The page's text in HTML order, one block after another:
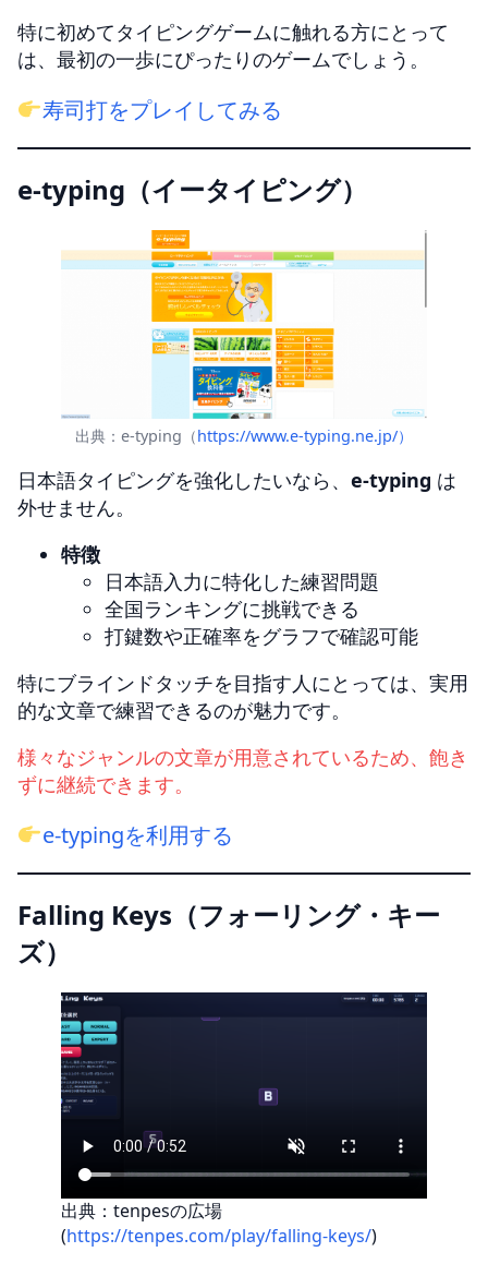
特に初めてタイピングゲームに触れる方にとって
は、最初の一歩にぴったりのゲームでしょう。
寿司打をプレイしてみる
e-typing（イータイピング）
出典：e-typing（https://www.e-typing.ne.jp/）
日本語タイピングを強化したいなら、 e-typing は
外せません。
特徴
日本語入力に特化した練習問題
全国ランキングに挑戦できる
打鍵数や正確率をグラフで確認可能
特にブラインドタッチを目指す人にとっては、実用
的な文章で練習できるのが魅力です。
様々なジャンルの文章が用意されているため、飽き
ずに継続できます。
e-typingを利用する
Falling Keys（フォーリング・キー
ズ）
出典：tenpesの広場
(https://tenpes.com/play/falling-keys/)